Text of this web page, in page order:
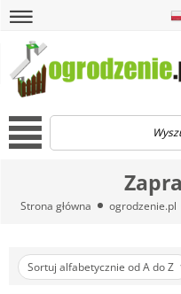
menu
Strona główna ogrodzenie.pl
menu
Sortuj alfabetycznie od A do Z
menu